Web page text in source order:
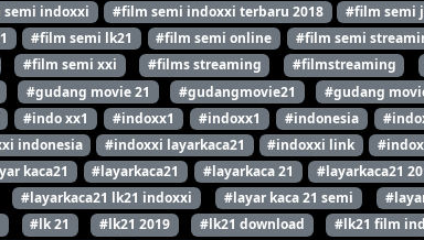
indoxxi #film semi indoxxi terbaru 2018 #film semi
#film semi lk21 #film semi online #film semi
#film semi xxi #films streaming #filmstreaming
#gudang movie 21 #gudangmovie21 #gudang
#indo xx1 #indoxx1 #indoxx1 #indonesia
indonesia #indoxxi layarkaca21 #indoxxi link
kaca21 #layarkaca21 #layarkaca 21 #layarkaca21
#layarkaca21 lk21 indoxxi #layar kaca 21 semi
#lk 21 #lk21 2019 #lk21 download #lk21 film